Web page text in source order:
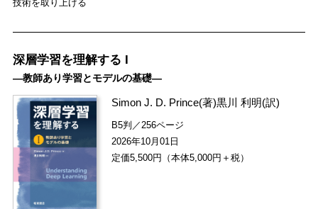
技術を取り上げる
深層学習を理解する I
―教師あり学習とモデルの基礎―
Simon J. D. Prince(著)黒川 利明(訳)
B5判／256ページ
2026年10月01日
定価5,500円（本体5,000円＋税）